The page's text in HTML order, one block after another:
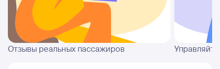
Отзывы реальных пассажиров